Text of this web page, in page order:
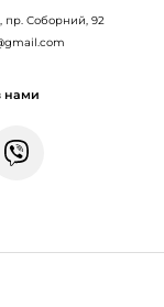
пр. Соборний, 92
нами